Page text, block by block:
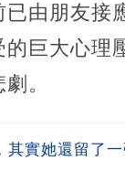
由朋友接
巨大心理
。
實她還留了一